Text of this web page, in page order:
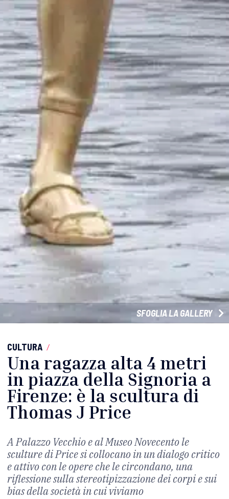
SFOGLIA LA GALLERY
CULTURA /
Una ragazza alta 4 metri
in piazza della Signoria a
Firenze: è la scultura di
Thomas J Price
A Palazzo Vecchio e al Museo Novecento le
sculture di Price si collocano in un dialogo critico
e attivo con le opere che le circondano, una
riflessione sulla stereotipizzazione dei corpi e sui
bias della società in cui viviamo